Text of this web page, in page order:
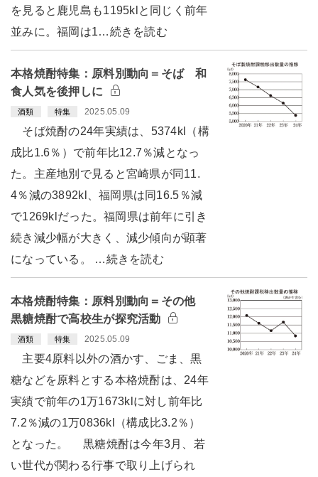
を見ると鹿児島も1195klと同じく前年
並みに。福岡は1…続きを読む
本格焼酎特集：原料別動向＝そば 和
食人気を後押しに
酒類 特集 2025.05.09
そば焼酎の24年実績は、5374kl（構
成比1.6％）で前年比12.7％減となっ
た。主産地別で見ると宮崎県が同11.
4％減の3892kl、福岡県は同16.5％減
で1269klだった。福岡県は前年に引き
続き減少幅が大きく、減少傾向が顕著
になっている。 …続きを読む
本格焼酎特集：原料別動向＝その他
黒糖焼酎で高校生が探究活動
酒類 特集 2025.05.09
主要4原料以外の酒かす、ごま、黒
糖などを原料とする本格焼酎は、24年
実績で前年の1万1673klに対し前年比
7.2％減の1万0836kl（構成比3.2％）
となった。 黒糖焼酎は今年3月、若
い世代が関わる行事で取り上げられ